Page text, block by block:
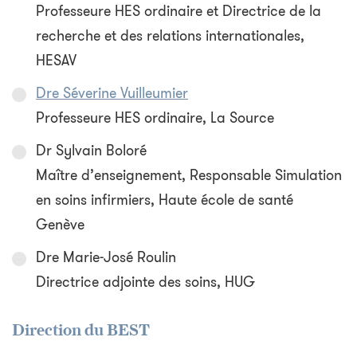
Professeure HES ordinaire et Directrice de la
recherche et des relations internationales,
HESAV
Dre Séverine Vuilleumier
Professeure HES ordinaire, La Source
Dr Sylvain Boloré
Maître d’enseignement, Responsable Simulation
en soins infirmiers, Haute école de santé
Genève
Dre Marie-José Roulin
Directrice adjointe des soins, HUG
Direction du BEST